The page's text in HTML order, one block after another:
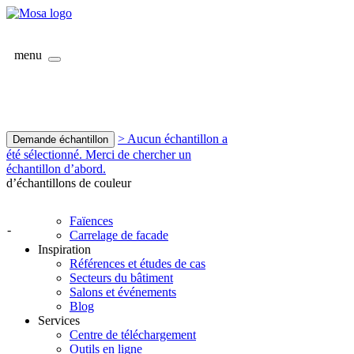
menu
Demande échantillon
> Aucun échantillon a
été sélectionné. Merci de chercher un
échantillon d’abord.
d’échantillons de couleur
-
Faïences
Carrelage de facade
Inspiration
Références et études de cas
Secteurs du bâtiment
Salons et événements
Blog
Services
Centre de téléchargement
Outils en ligne